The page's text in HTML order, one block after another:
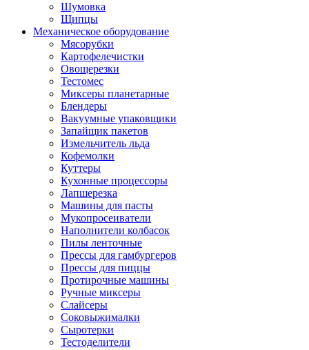
Шумовка
Щипцы
Механическое оборудование
Мясорубки
Картофелечистки
Овощерезки
Тестомес
Миксеры планетарные
Блендеры
Вакуумные упаковщики
Запайщик пакетов
Измельчитель льда
Кофемолки
Куттеры
Кухонные процессоры
Лапшерезка
Машины для пасты
Мукопросеиватели
Наполнители колбасок
Пилы ленточные
Прессы для гамбургеров
Прессы для пиццы
Протирочные машины
Ручные миксеры
Слайсеры
Соковыжималки
Сыротерки
Тестоделители